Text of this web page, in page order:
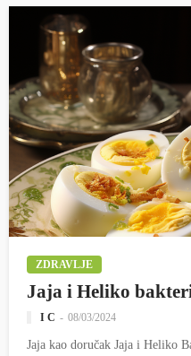
ZDRAVLJE
Jaja i Heliko
I C 08/03/2024
Jaja kao doručak Jaja i Heliko